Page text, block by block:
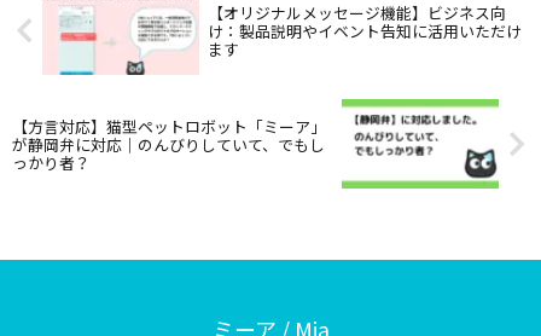
【オリジナルメッセージ機能】ビジネス向
け：製品説明やイベント告知に活用いただけ
ます
【方言対応】猫型ペットロボット「ミーア」
が静岡弁に対応｜のんびりしていて、でもし
っかり者？
ミーア / Mia